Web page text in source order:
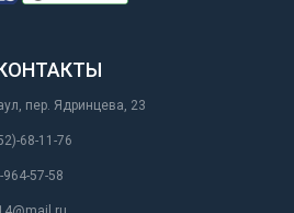
пер. Ядринцева, 23
68-11-76
964-57-58